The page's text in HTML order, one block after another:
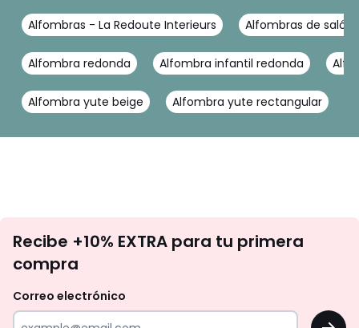
Alfombras - La Redoute Interieurs Alfombras de salón
Alfombra redonda Alfombra infantil redonda
Alfombra yute beige Alfombra yute rectangular
te
tu
Recibe +10% EXTRA para tu primera
compra
Correo electrónico
OK